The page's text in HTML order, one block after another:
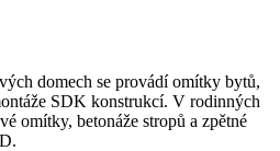
domech se provádí omítky bytů,
SDK konstrukcí. V rodinných
omítky, betonáže stropů a zpětné